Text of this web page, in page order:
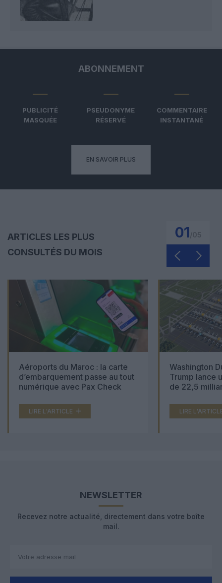
ABONNEMENT
PUBLICITÉ
MASQUÉE
PSEUDONYME
RÉSERVÉ
COMMENTAIRE
INSTANTANÉ
EN SAVOIR PLUS
ARTICLES LES PLUS
CONSULTÉS DU MOIS
01
Aéroports du Maroc : la carte
d’embarquement passe au tout
numérique avec Pax Check
LIRE L'ARTICLE
Washington
Trump lance
de 22,5
LIRE
NEWSLETTER
Recevez notre actualité, directement dans votre boîte
mail.